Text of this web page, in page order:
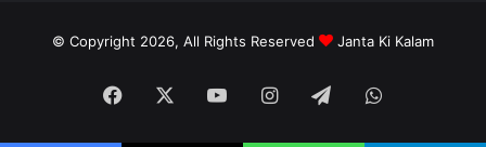
© Copyright 2026, All Rights Reserved Janta Ki Kalam
Facebook YouTubeInstagram
TelegramWhatsApp